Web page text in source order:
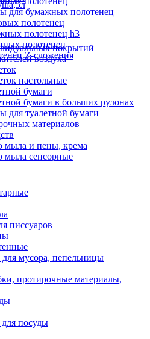
для бумажных полотенец
полотенец
полотенец h3
полотенец
Z-сложения
покрытий
воздуха
настольные
бумаги
бумаги в больших рулонах
для туалетной бумаги
материалов
мыла и пены, крема
мыла сенсорные
писсуаров
мусора, пепельницы
протирочные материалы,
посуды